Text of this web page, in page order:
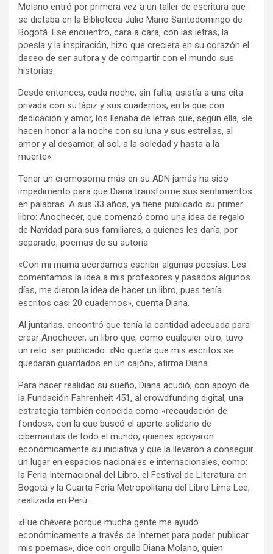
Molano entró por primera vez a un taller de escritura que
se dictaba en la Biblioteca Julio Mario Santodomingo de
Bogotá. Ese encuentro, cara a cara, con las letras, la
poesía y la inspiración, hizo que creciera en su corazón el
deseo de ser autora y de compartir con el mundo sus
historias.
Desde entonces, cada noche, sin falta, asistía a una cita
privada con su lápiz y sus cuadernos, en la que con
dedicación y amor, los llenaba de letras que, según ella, «le
hacen honor a la noche con su luna y sus estrellas, al
amor y al desamor, al sol, a la soledad y hasta a la
muerte».
Tener un cromosoma más en su ADN jamás ha sido
impedimento para que Diana transforme sus sentimientos
en palabras. A sus 33 años, ya tiene publicado su primer
libro: Anochecer, que comenzó como una idea de regalo
de Navidad para sus familiares, a quienes les daría, por
separado, poemas de su autoría.
«Con mi mamá acordamos escribir algunas poesías. Les
comentamos la idea a mis profesores y pasados algunos
días, me dieron la idea de hacer un libro, pues tenía
escritos casi 20 cuadernos», cuenta Diana.
Al juntarlas, encontró que tenía la cantidad adecuada para
crear Anochecer, un libro que, como cualquier otro, tuvo
un reto: ser publicado. «No quería que mis escritos se
quedaran guardados en un cajón», afirma Diana.
Para hacer realidad su sueño, Diana acudió, con apoyo de
la Fundación Fahrenheit 451, al crowdfunding digital, una
estrategia también conocida como «recaudación de
fondos», con la que buscó el aporte solidario de
cibernautas de todo el mundo, quienes apoyaron
económicamente su iniciativa y que la llevaron a conseguir
un lugar en espacios nacionales e internacionales, como:
la Feria Internacional del Libro, el Festival de Literatura en
Bogotá y la Cuarta Feria Metropolitana del Libro Lima Lee,
realizada en Perú.
«Fue chévere porque mucha gente me ayudó
económicamente a través de Internet para poder publicar
mis poemas», dice con orgullo Diana Molano, quien